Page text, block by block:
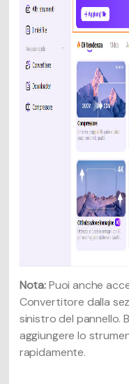
Nota:Puoi anche
Convertitore dalla
sinistro del pannello.
aggiungere lo
rapidamente.